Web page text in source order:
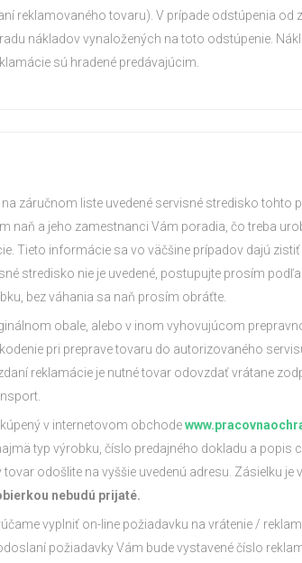
reklamovaného tovaru). V prípade odstúpenia od
nákladov vynaložených na toto odstúpenie.
sú hradené predávajúcim.
na záručnom liste uvedené servisné stredisko tohto
naň a jeho zamestnanci Vám poradia, čo treba
Tieto informácie sa vo väčšine prípadov dajú
stredisko nie je uvedené, postupujte prosím
bez váhania sa naň prosím obráťte.
obale, alebo v inom vyhovujúcom
pri preprave tovaru do autorizovaného
reklamácie je nutné tovar odovzdať vrátane
v internetovom obchode
typ výrobku, číslo predajného dokladu a popis
odošlite na vyššie uvedenú adresu. Zásielku je
nebudú prijaté.
vyplniť on-line požiadavku na vrátenie /
odoslaní požiadavky Vám bude vystavené číslo